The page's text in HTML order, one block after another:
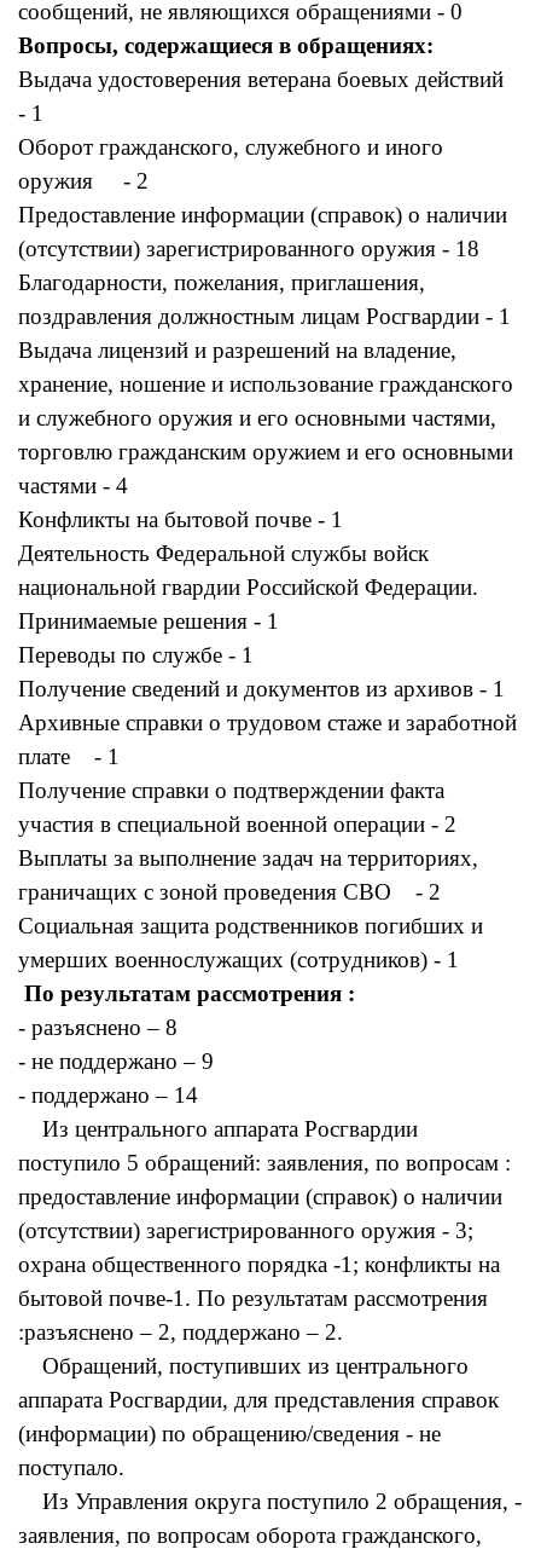
сообщений, не являющихся обращениями - 0
Вопросы, содержащиеся в обращениях:
Выдача удостоверения ветерана боевых действий
- 1
Оборот гражданского, служебного и иного
оружия - 2
Предоставление информации (справок) о наличии
(отсутствии) зарегистрированного оружия - 18
Благодарности, пожелания, приглашения,
поздравления должностным лицам Росгвардии - 1
Выдача лицензий и разрешений на владение,
хранение, ношение и использование гражданского
и служебного оружия и его основными частями,
торговлю гражданским оружием и его основными
частями - 4
Конфликты на бытовой почве - 1
Деятельность Федеральной службы войск
национальной гвардии Российской Федерации.
Принимаемые решения - 1
Переводы по службе - 1
Получение сведений и документов из архивов - 1
Архивные справки о трудовом стаже и заработной
плате - 1
Получение справки о подтверждении факта
участия в специальной военной операции - 2
Выплаты за выполнение задач на территориях,
граничащих с зоной проведения СВО - 2
Социальная защита родственников погибших и
умерших военнослужащих (сотрудников) - 1
По результатам рассмотрения :
- разъяснено – 8
- не поддержано – 9
- поддержано – 14
Из центрального аппарата Росгвардии
поступило 5 обращений: заявления, по вопросам :
предоставление информации (справок) о наличии
(отсутствии) зарегистрированного оружия - 3;
охрана общественного порядка -1; конфликты на
бытовой почве-1. По результатам рассмотрения
:разъяснено – 2, поддержано – 2.
Обращений, поступивших из центрального
аппарата Росгвардии, для представления справок
(информации) по обращению/сведения - не
поступало.
Из Управления округа поступило 2 обращения, -
заявления, по вопросам оборота гражданского,